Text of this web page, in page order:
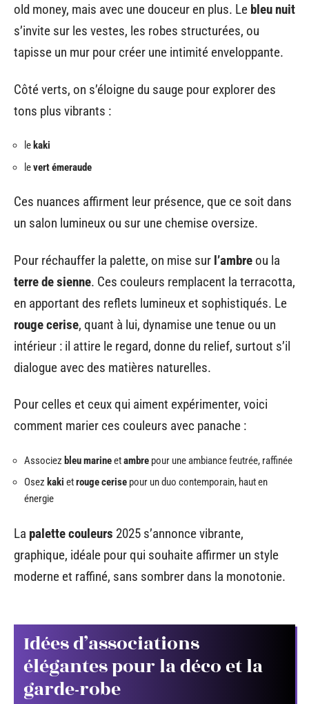
old money, mais avec une douceur en plus. Le bleu nuit
s’invite sur les vestes, les robes structurées, ou
tapisse un mur pour créer une intimité enveloppante.
Côté verts, on s’éloigne du sauge pour explorer des
tons plus vibrants :
le kaki
levert émeraude
Ces nuances affirment leur présence, que ce soit dans
un salon lumineux ou sur une chemise oversize.
Pour réchauffer la palette, on mise sur l’ambre ou la
terre de sienne. Ces couleurs remplacent la terracotta,
en apportant des reflets lumineux et sophistiqués. Le
rouge cerise, quant à lui, dynamise une tenue ou un
intérieur : il attire le regard, donne du relief, surtout s’il
dialogue avec des matières naturelles.
Pour celles et ceux qui aiment expérimenter, voici
comment marier ces couleurs avec panache :
Associez bleu marineetambre pour une ambiance feutrée, raffinée
Osez kaki etrouge cerise pour un duo contemporain, haut en
énergie
La palette couleurs 2025 s’annonce vibrante,
graphique, idéale pour qui souhaite affirmer un style
moderne et raffiné, sans sombrer dans la monotonie.
Idées d’associations
élégantes pour la déco et la
garde-robe